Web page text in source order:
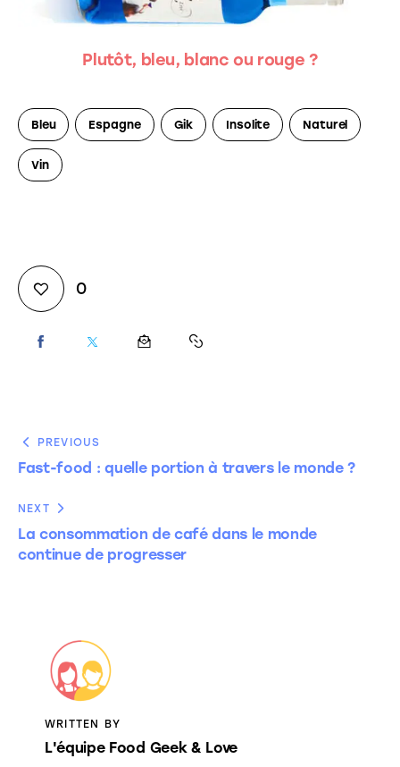
Plutôt, bleu, blanc ou rouge ?
Bleu Espagne Gik Insolite Naturel
Vin
0
PREVIOUS
Fast-food : quelle portion à travers le monde ?
NEXT
La consommation de café dans le monde
continue de progresser
WRITTEN BY
L'équipe Food Geek & Love